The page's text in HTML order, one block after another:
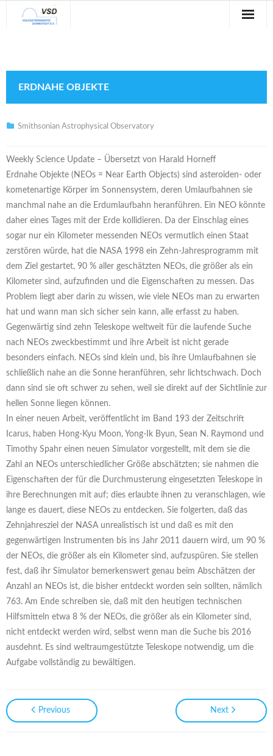
Veranstaltungen
Blog
Galerie
Anfahrt
Kontakt
ERDNAHE OBJEKTE
Smithsonian Astrophysical Observatory
Weekly Science Update – Übersetzt von Harald Horneff
Erdnahe Objekte (NEOs = Near Earth Objects) sind asteroiden- oder
kometenartige Körper im Sonnensystem, deren Umlaufbahnen sie
manchmal nahe an die Erdumlaufbahn heranführen. Ein NEO könnte
daher eines Tages mit der Erde kollidieren. Da der Einschlag eines
sogar nur ein Kilometer messenden NEOs vermutlich einen Staat
zerstören würde, hat die NASA 1998 ein Zehn-Jahresprogramm mit
dem Ziel gestartet, 90 % aller geschätzten NEOs, die größer als ein
Kilometer sind, aufzufinden und die Eigenschaften zu messen. Das
Problem liegt aber darin zu wissen, wie viele NEOs man zu erwarten
hat und wann man sich sicher sein kann, alle erfasst zu haben.
Gegenwärtig sind zehn Teleskope weltweit für die laufende Suche
nach NEOs zweckbestimmt und ihre Arbeit ist nicht gerade
besonders einfach. NEOs sind klein und, bis ihre Umlaufbahnen sie
schließlich nahe an die Sonne heranführen, sehr lichtschwach. Doch
dann sind sie oft schwer zu sehen, weil sie direkt auf der Sichtlinie zur
hellen Sonne liegen können.
In einer neuen Arbeit, veröffentlicht im Band 193 der Zeitschrift
Icarus, haben Hong-Kyu Moon, Yong-Ik Byun, Sean N. Raymond und
Timothy Spahr einen neuen Simulator vorgestellt, mit dem sie die
Zahl an NEOs unterschiedlicher Größe abschätzten; sie nahmen die
Eigenschaften der für die Durchmusterung eingesetzten Teleskope in
ihre Berechnungen mit auf; dies erlaubte ihnen zu veranschlagen, wie
lange es dauert, diese NEOs zu entdecken. Sie folgerten, daß das
Zehnjahresziel der NASA unrealistisch ist und daß es mit den
gegenwärtigen Instrumenten bis ins Jahr 2011 dauern wird, um 90 %
der NEOs, die größer als ein Kilometer sind, aufzuspüren. Sie stellen
fest, daß ihr Simulator bemerkenswert genau beim Abschätzen der
Anzahl an NEOs ist, die bisher entdeckt worden sein sollten, nämlich
763. Am Ende schreiben sie, daß mit den heutigen technischen
Hilfsmitteln etwa 8 % der NEOs, die größer als ein Kilometer sind,
nicht entdeckt werden wird, selbst wenn man die Suche bis 2016
ausdehnt. Es sind weltraumgestützte Teleskope notwendig, um die
Aufgabe vollständig zu bewältigen.
Previous Next